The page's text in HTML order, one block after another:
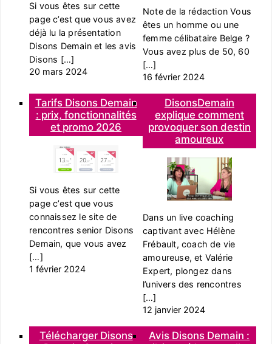
Si vous êtes sur cette
page c’est que vous avez
déjà lu la présentation
Disons Demain et les avis
Disons […]
20 mars 2024
Note de la rédaction Vous
êtes un homme ou une
femme célibataire Belge ?
Vous avez plus de 50, 60
[…]
16 février 2024
Tarifs Disons Demain
: prix, fonctionnalités
et promo 2026
Si vous êtes sur cette
page c’est que vous
connaissez le site de
rencontres senior Disons
Demain, que vous avez
[…]
1 février 2024
DisonsDemain
explique comment
provoquer son destin
amoureux
Dans un live coaching
captivant avec Hélène
Frébault, coach de vie
amoureuse, et Valérie
Expert, plongez dans
l’univers des rencontres
[…]
12 janvier 2024
Télécharger Disons
Avis Disons Demain :